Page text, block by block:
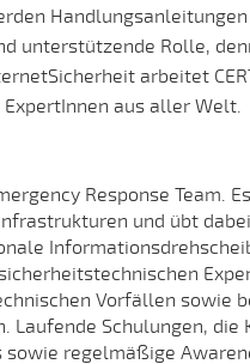
unterstützende Rolle,
arbeitet
aus aller Welt.
Response Team.
und übt
Vorfällen sowie
Laufende Schulungen, die
sowie regelmäßige